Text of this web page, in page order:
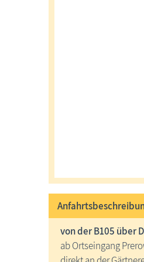
von der B105 über
ab Ortseingang